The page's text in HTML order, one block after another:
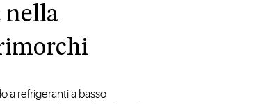
nella
a refrigeranti a basso